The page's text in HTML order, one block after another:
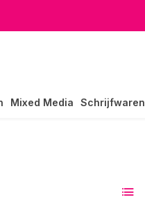
Mixed Media Schrijfwaren